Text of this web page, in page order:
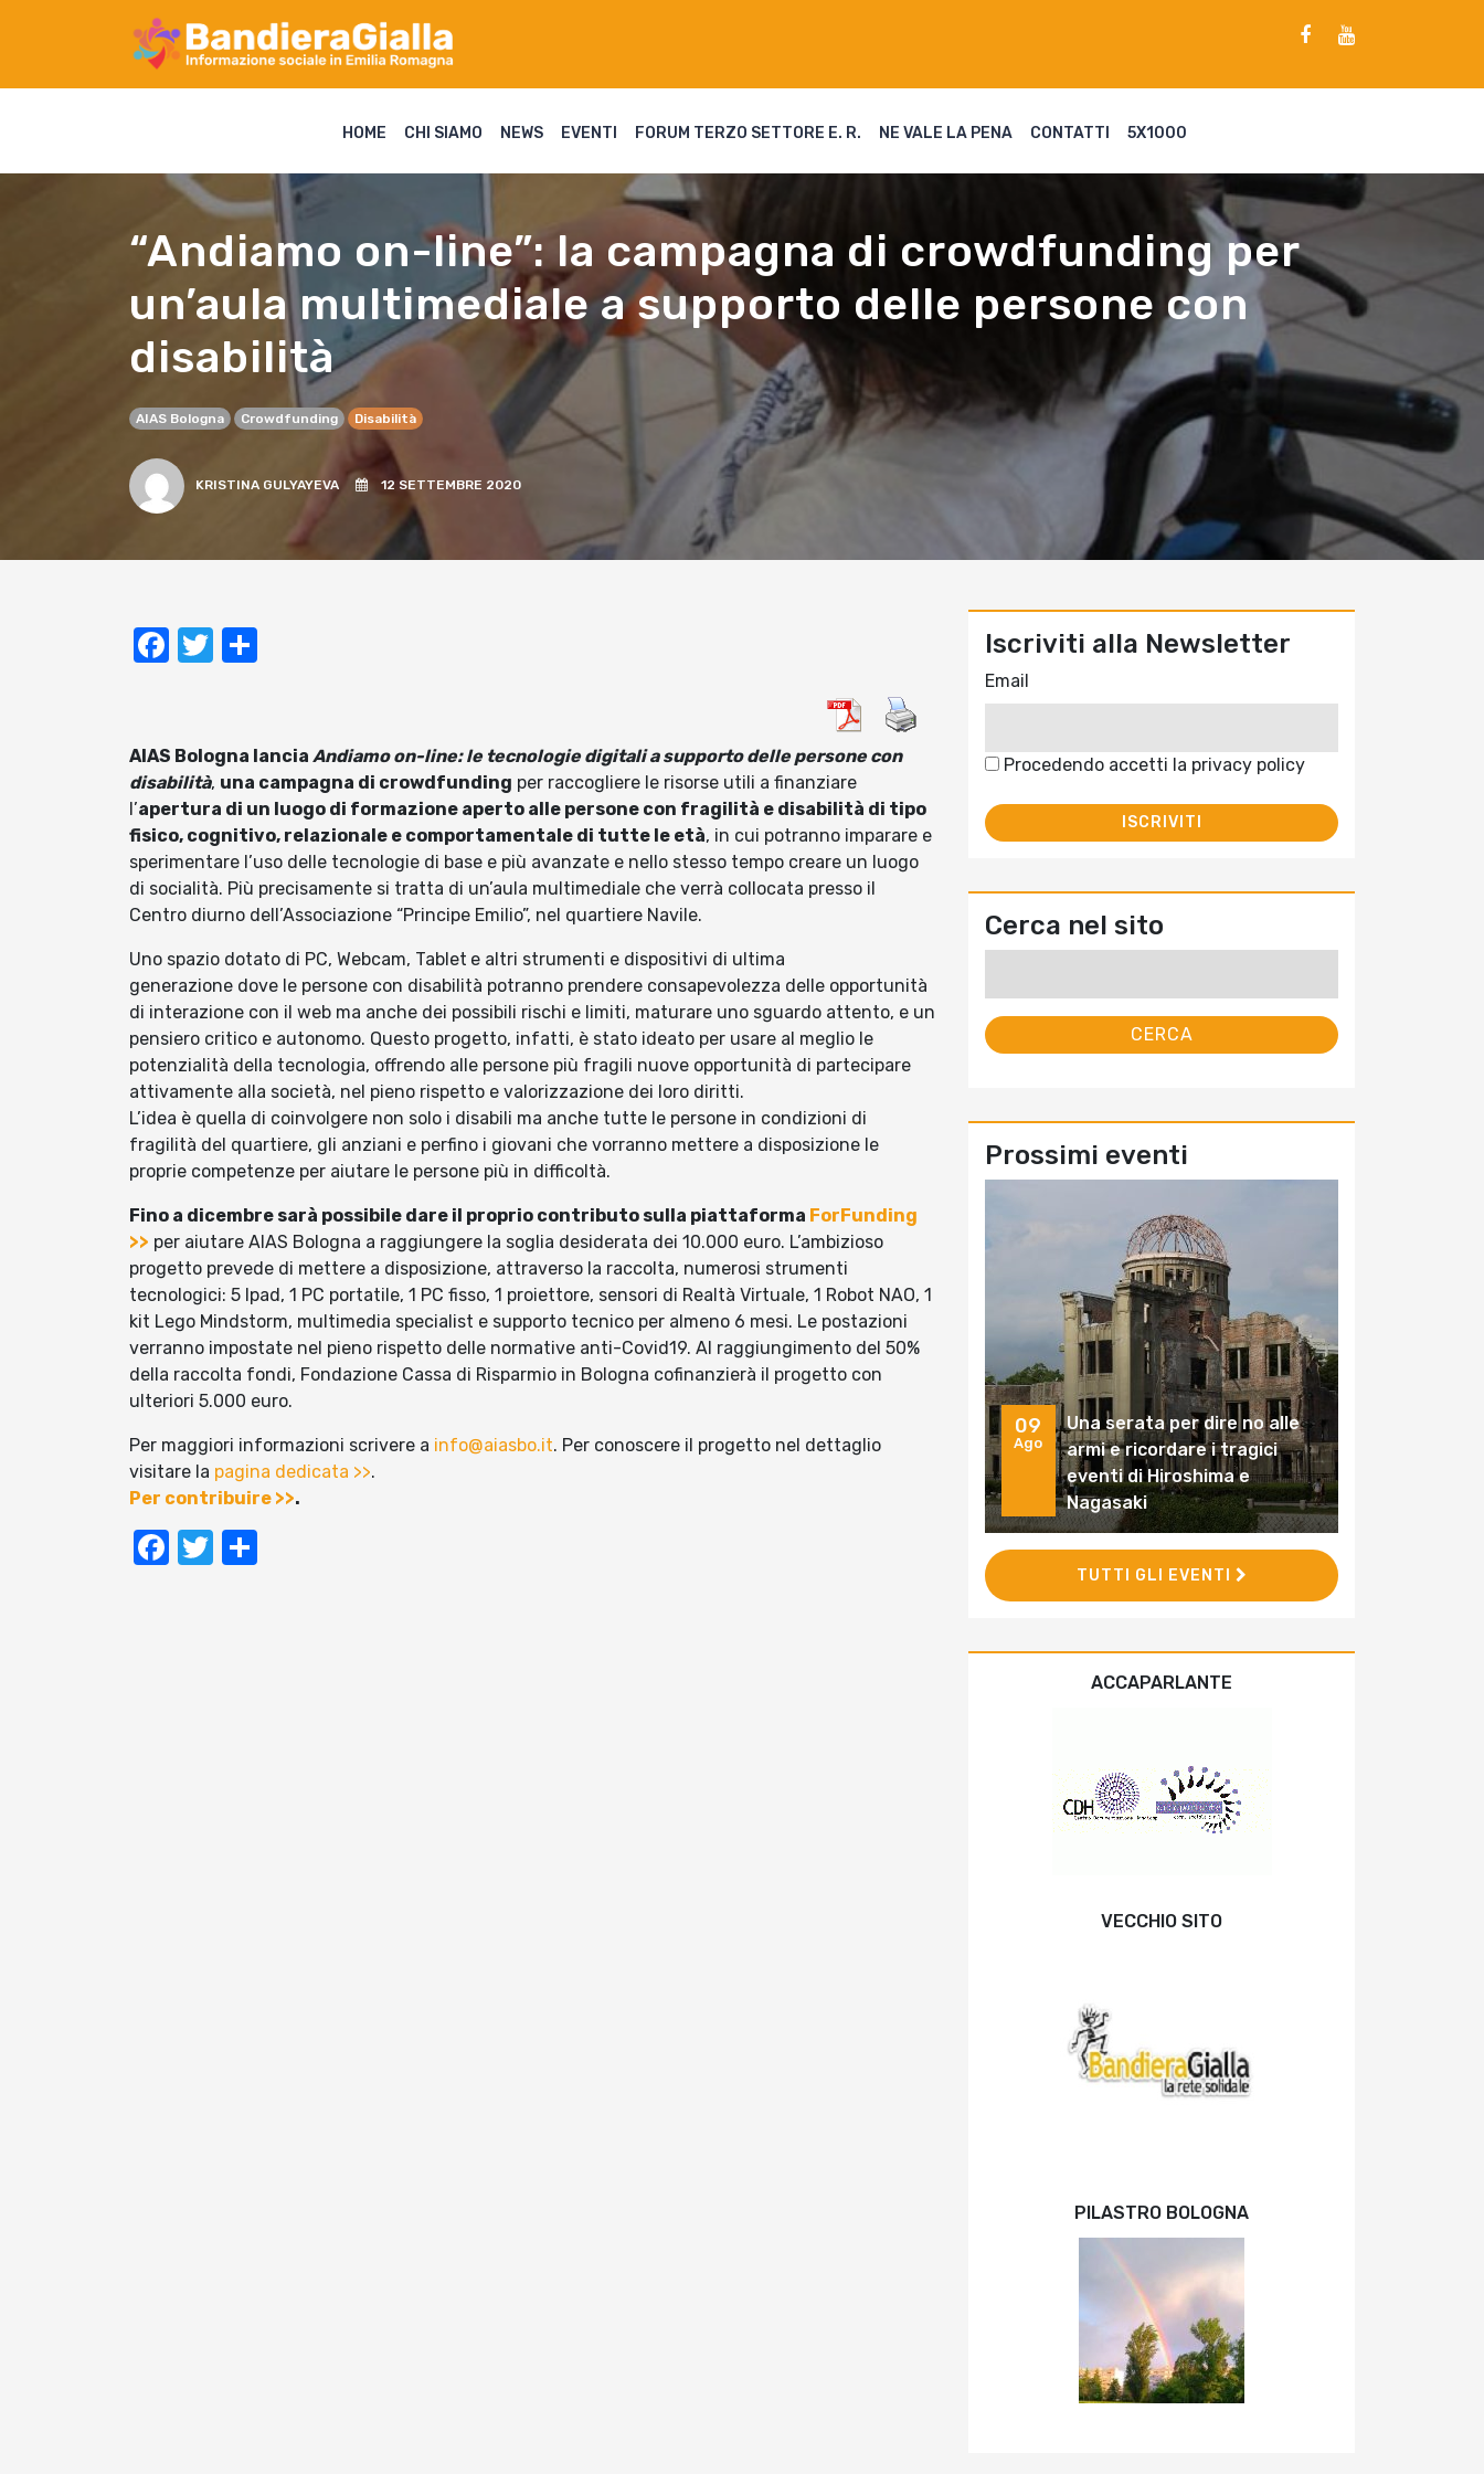
HOME CHI SIAMO NEWS EVENTI FORUM TERZO SETTORE E. R. NE VALE LA PENA CONTATTI 5X1000
“Andiamo on-line”: la campagna di crowdfunding per
un’aula multimediale a supporto delle persone con
disabilità
AIAS Bologna Crowdfunding Disabilità
KRISTINA GULYAYEVA 12 SETTEMBRE 2020
Facebook
Twitter
AIAS Bologna lancia Andiamo on-line: le tecnologie digitali a supporto delle persone con
disabilità, una campagna di crowdfunding per raccogliere le risorse utili a finanziare
l’apertura di un luogo di formazione aperto alle persone con fragilità e disabilità di tipo
fisico, cognitivo, relazionale e comportamentale di tutte le età, in cui potranno imparare e
sperimentare l’uso delle tecnologie di base e più avanzate e nello stesso tempo creare un luogo
di socialità. Più precisamente si tratta di un’aula multimediale che verrà collocata presso il
Centro diurno dell’Associazione “Principe Emilio”, nel quartiere Navile.
Uno spazio dotato di PC, Webcam, Tablet e altri strumenti e dispositivi di ultima
generazione dove le persone con disabilità potranno prendere consapevolezza delle opportunità
di interazione con il web ma anche dei possibili rischi e limiti, maturare uno sguardo attento, e un
pensiero critico e autonomo. Questo progetto, infatti, è stato ideato per usare al meglio le
potenzialità della tecnologia, offrendo alle persone più fragili nuove opportunità di partecipare
attivamente alla società, nel pieno rispetto e valorizzazione dei loro diritti.
L’idea è quella di coinvolgere non solo i disabili ma anche tutte le persone in condizioni di
fragilità del quartiere, gli anziani e perfino i giovani che vorranno mettere a disposizione le
proprie competenze per aiutare le persone più in difficoltà.
Fino a dicembre sarà possibile dare il proprio contributo sulla piattaforma ForFunding
>> per aiutare AIAS Bologna a raggiungere la soglia desiderata dei 10.000 euro. L’ambizioso
progetto prevede di mettere a disposizione, attraverso la raccolta, numerosi strumenti
tecnologici: 5 Ipad, 1 PC portatile, 1 PC fisso, 1 proiettore, sensori di Realtà Virtuale, 1 Robot NAO, 1
kit Lego Mindstorm, multimedia specialist e supporto tecnico per almeno 6 mesi. Le postazioni
verranno impostate nel pieno rispetto delle normative anti-Covid19. Al raggiungimento del 50%
della raccolta fondi, Fondazione Cassa di Risparmio in Bologna cofinanzierà il progetto con
ulteriori 5.000 euro.
Per maggiori informazioni scrivere a info@aiasbo.it. Per conoscere il progetto nel dettaglio
visitare la pagina dedicata >>.
Per contribuire >>.
Facebook
Twitter
Iscriviti alla Newsletter
Email
Procedendo accetti la privacy policy
Cerca nel sito
Prossimi eventi
09
Ago
Una serata per dire no alle
armi e ricordare i tragici
eventi di Hiroshima e
Nagasaki
TUTTI GLI EVENTI
ACCAPARLANTE
VECCHIO SITO
PILASTRO BOLOGNA